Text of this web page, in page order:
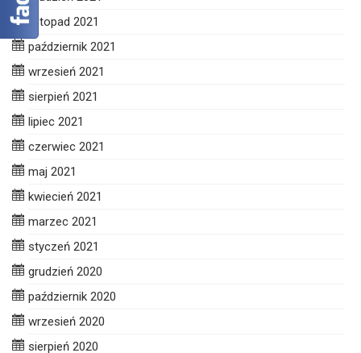
listopad 2021
październik 2021
wrzesień 2021
sierpień 2021
lipiec 2021
czerwiec 2021
maj 2021
kwiecień 2021
marzec 2021
styczeń 2021
grudzień 2020
październik 2020
wrzesień 2020
sierpień 2020